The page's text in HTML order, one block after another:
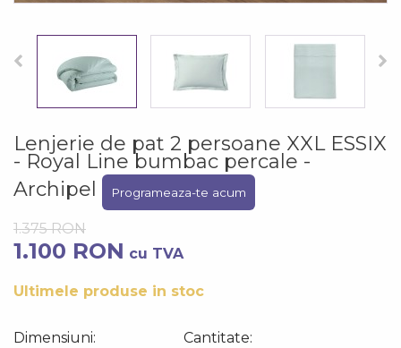
Lenjerie de pat 2 persoane XXL ESSIX
- Royal Line bumbac percale -
Archipel
Programeaza-te acum
1.375 RON
1.100 RON cu TVA
Ultimele produse in stoc
Dimensiuni:
Cantitate: